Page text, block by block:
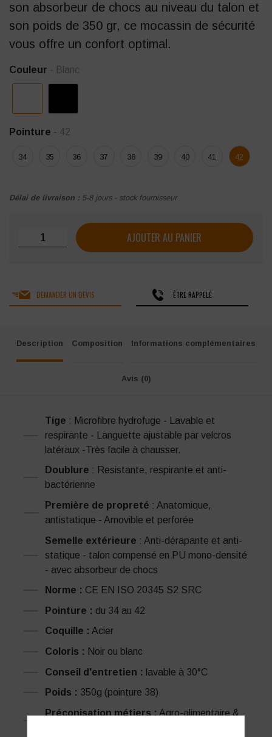
son absorbeur de chocs au niveau du talon et
son poids de 350 gr, ce mocassin de sécurité
vous offre un confort optimal.
Couleur - Blanc
Pointure - 42
34 35 36 37 38 39 40 41 42
Délai de livraison : 5-8 jours - stock fournisseur
quantité de Mocassins de sécurité Nordways Sophie S2
AJOUTER AU PANIER
DEMANDER UN DEVIS ÊTRE RAPPELÉ
Description Composition Informations complémentaires
Avis (0)
Tige : Microfibre hydrofuge - Lavable et
respirante - Languette ajustable par velcros
latéraux -Très facile à chausser.
Doublure : Resistante, respirante et anti-
bactérienne
Première de propreté : Anatomique,
antistatique - Amovible et perforée
Semelle extérieure : Anti-dérapante et anti-
statique - talon compensé en PU mono-densité
- avec absorbeur de chocs
Norme : CE EN ISO 20345 S2 SRC
Pointure : du 34 au 42
Coquille : Acier
Coloris : Noir ou blanc
Conseil d'entretien : lavable à 30°C
Poids : 350g (pointure 38)
Préconisation métiers :Agro-alimentaire &